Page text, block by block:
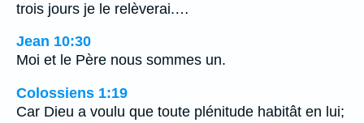
trois jours je le relèverai.…
Jean 10:30
Moi et le Père nous sommes un.
Colossiens 1:19
Car Dieu a voulu que toute plénitude habitât en lui;